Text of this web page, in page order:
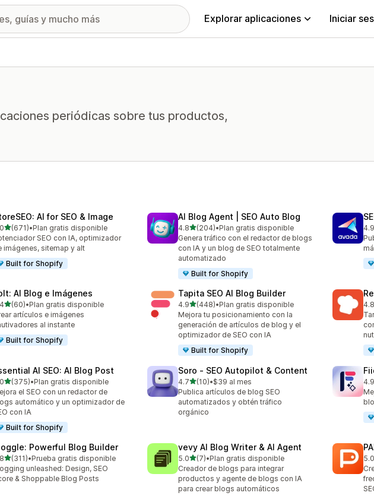
Explorar aplicaciones Iniciar
periódicas sobre tus productos,
AI for SEO & Image
de 5 estrellas
(671)
reseñas en total
•Plan gratis disponible
SEO con IA, optimizador
imágenes, sitemap y alt
Built for Shopify
AI Blog Agent | SEO Auto Blog
4.8de 5 estrellas
(204)
204 reseñas en total
•Plan gratis disponible
Genera tráfico con el redactor de blogs
con IA y un blog de SEO totalmente
automatizado
Built for Shopify
4.9
AI Blog e Imágenes
de 5 estrellas
(60)
reseñas en total
•Plan gratis disponible
artículos e imágenes
al instante
Built for Shopify
Tapita SEO AI Blog Builder
4.9de 5 estrellas
(448)
448 reseñas en total
•Plan gratis disponible
Mejora tu posicionamiento con la
generación de artículos de blog y el
optimizador de SEO con IA
Built for Shopify
4.8
82
AI SEO: AI Blog Post
de 5 estrellas
(375)
reseñas en total
•Plan gratis disponible
el SEO con un redactor de
automático y un optimizador de
con IA
Built for Shopify
Soro ‑ SEO Autopilot & Content
4.7de 5 estrellas
(10)
10 reseñas en total
•$39 al mes
Publica artículos de blog SEO
automatizados y obtén tráfico
orgánico
4.9
49
Powerful Blog Builder
de 5 estrellas
(311)
reseñas en total
•Prueba gratis disponible
unleashed: Design, SEO
& Shoppable Blog Posts
vevy AI Blog Writer & AI Agent
5.0de 5 estrellas
(7)
7 reseñas en total
•Plan gratis disponible
Creador de blogs para integrar
productos y agente de blogs con IA
para crear blogs automáticos
5.0
3